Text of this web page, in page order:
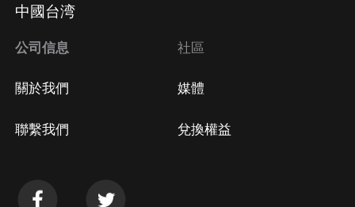
中國台湾
公司信息
關於我們
聯繫我們
社區
媒體
兌換權益